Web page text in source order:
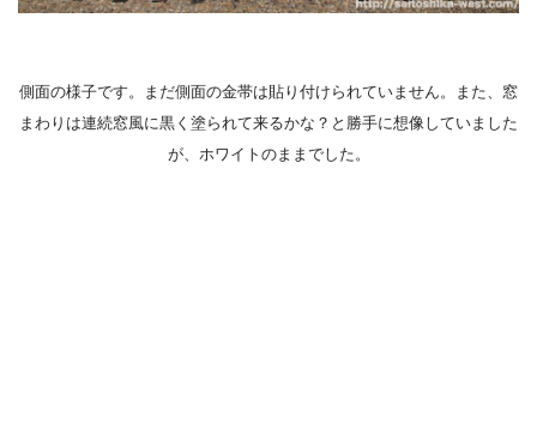
側面の様子です。まだ側面の金帯は貼り付けられていません。また、窓
まわりは連続窓風に黒く塗られて来るかな？と勝手に想像していました
が、ホワイトのままでした。